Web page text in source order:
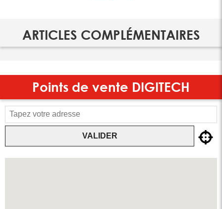
ARTICLES COMPLÉMENTAIRES
Points de vente DIGITECH
VALIDER